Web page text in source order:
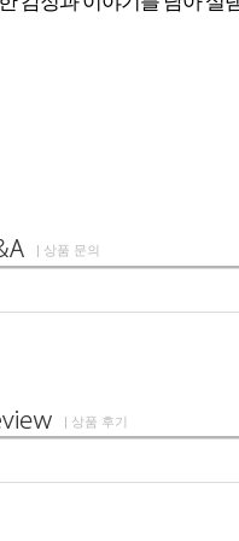
| 상품 문의
| 상품 후기